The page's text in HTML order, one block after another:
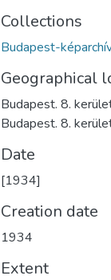
Collections
Budapest-
Geographical
Budapest. 8.
Budapest. 8.
Date
[1934]
Creation date
1934
Extent